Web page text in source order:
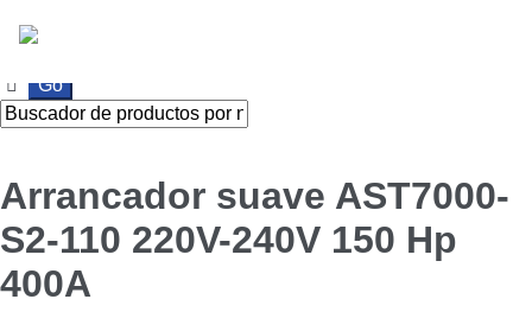
a
la
navegación
al
contenido
Arrancador suave AST7000-
S2-110 220V-240V 150 Hp
400A